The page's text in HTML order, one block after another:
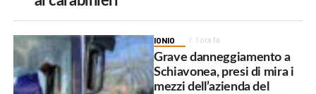
IONIO 1 ora fa
Grave danneggiamento a
Schiavonea, presi di mira i
mezzi dell’azienda del